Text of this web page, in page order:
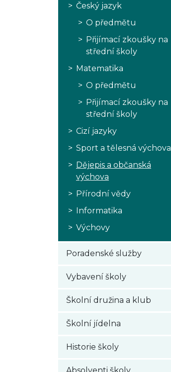
Český jazyk
O předmětu
Přijímací zkoušky na
střední školy
Matematika
O předmětu
Přijímací zkoušky na
střední školy
Cizí jazyky
Sport a tělesná výchova
Dějepis a občanská
výchova
Přírodní vědy
Informatika
Výchovy
Poradenské služby
Vybavení školy
Školní družina a klub
Školní jídelna
Historie školy